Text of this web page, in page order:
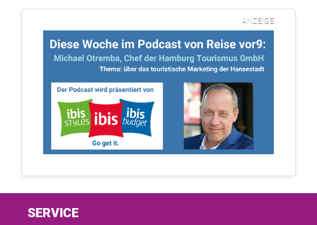
ANZEIGE
SERVICE